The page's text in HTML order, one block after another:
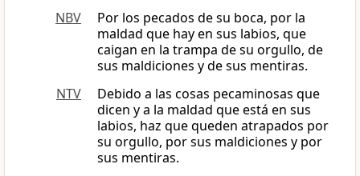
NBV
Por los pecados de su boca, por la
maldad que hay en sus labios, que
caigan en la trampa de su orgullo, de
sus maldiciones y de sus mentiras.
NTV
Debido a las cosas pecaminosas que
dicen y a la maldad que está en sus
labios, haz que queden atrapados por
su orgullo, por sus maldiciones y por
sus mentiras.